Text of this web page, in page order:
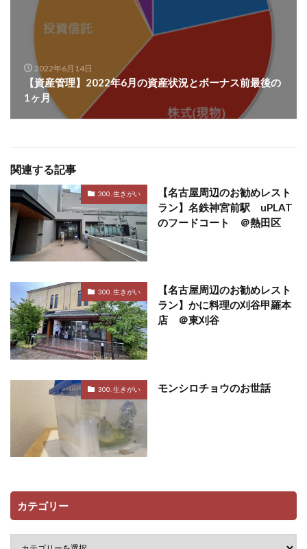
2022年6月14日
【資産管理】2022年6月の資産状況とボーナス前最後の
1ヶ月
関連する記事
300. 生きがい
【名古屋周辺のお勧めレスト
ラン】名鉄神宮前駅 uPLAT
のフードコート ＠熱田区
300. 生きがい
【名古屋周辺のお勧めレスト
ラン】かに料理の刈谷甲羅本
店 ＠東刈谷
300. 生きがい モンシロチョウのお世話
カテゴリー